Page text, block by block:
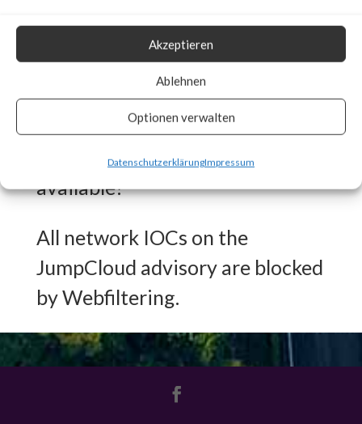
Akzeptieren
Ablehnen
Optionen verwalten
DatenschutzerklärungImpressum
(ransomware, wipers, etc.) or
engaged in other malicious
activities.
What FortiGuard Coverage is
available?
All network IOCs on the
JumpCloud advisory are blocked
by Webfiltering.